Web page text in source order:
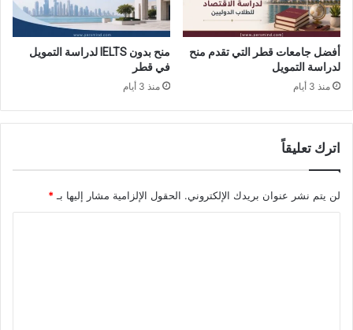
أفضل جامعات قطر التي تقدم منح
لدراسة التمويل
منذ 3 أيام
منح بدون IELTS لدراسة التمويل
في قطر
منذ 3 أيام
اترك تعليقاً
لن يتم نشر عنوان بريدك الإلكتروني. الحقول الإلزامية مشار إليها بـ *